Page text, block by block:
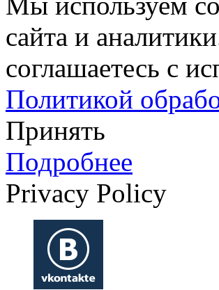
сайта и
соглашаетесь с
Политикой
Принять
Подробнее
Privacy Policy